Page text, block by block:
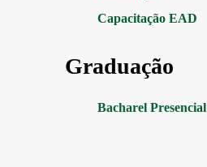
Capacitação EAD
Graduação
Bacharel Presencial